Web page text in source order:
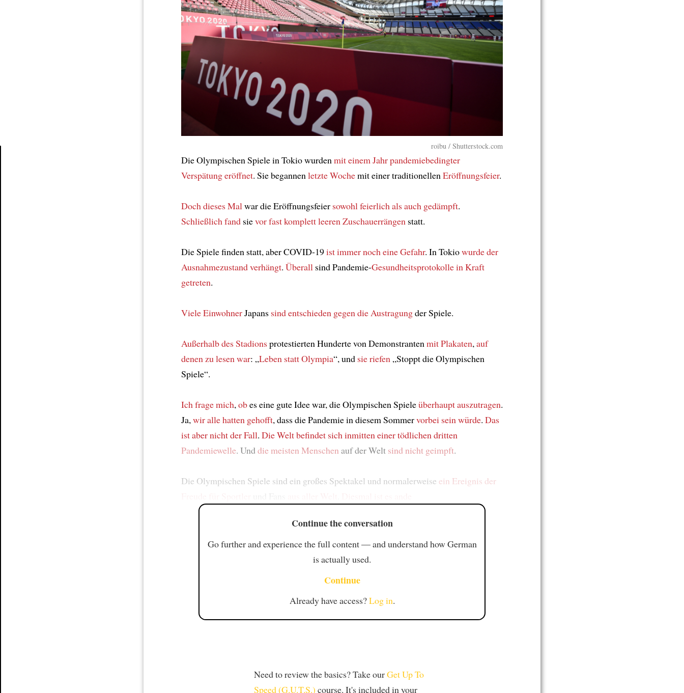
roibu / Shutterstock.com
Die Olympischen Spiele in Tokio wurden mit einem Jahrpandemiebedingter
Verspätungeröffnet. Sie begannen letzte Wochemit einer traditionellen Eröffnungsfeier.
Doch dieses Mal war die Eröffnungsfeier sowohl feierlich als auch gedämpft.
Schließlich fand sievor fast komplett leeren Zuschauerrängen statt.
Die Spiele finden statt, aber COVID-19ist immer noch eine Gefahr. In Tokiowurde der
Ausnahmezustand verhängt. Überall sind Pandemie-Gesundheitsprotokollein Kraft
getreten.
Viele EinwohnerJapans sind entschieden gegen die Austragungder Spiele.
Außerhalb des Stadionsprotestierten Hunderte von Demonstranten mit Plakaten, auf
denen zu lesen war: „Leben statt Olympia“, und sie riefen „Stoppt die Olympischen
Spiele“.
Ich frage mich, obes eine gute Idee war, die Olympischen Spieleüberhaupt auszutragen.
Ja, wir alle hatten gehofft, dass die Pandemie in diesem Sommervorbei sein würde. Das
ist aber nicht der Fall. Die Welt befindet sich inmitten einer tödlichen dritten
Pandemiewelle. Unddie meisten Menschen auf der Welt sind nicht geimpft.
Die Olympischen Spiele sind ein großes Spektakel und normalerweise ein Ereignis der
Continue the conversation
Go further and experience the full content — and understand how German
is actually used.
Continue
Already have access?Log in.
Need to review the basics? Take ourGet Up To
Speed (G.U.T.S.) course. It's included in your